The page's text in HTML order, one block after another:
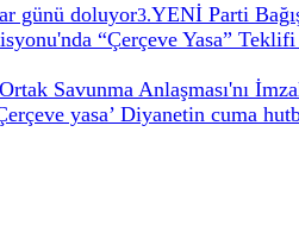
günü doluyor3.YENİ Parti
“Çerçeve Yasa”
Savunma Anlaşması'nı
yasa’ Diyanetin cuma